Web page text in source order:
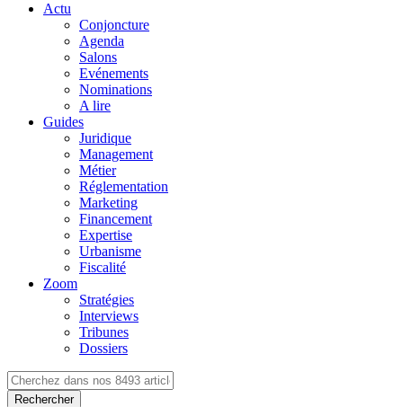
Actu
Conjoncture
Agenda
Salons
Evénements
Nominations
A lire
Guides
Juridique
Management
Métier
Réglementation
Marketing
Financement
Expertise
Urbanisme
Fiscalité
Zoom
Stratégies
Interviews
Tribunes
Dossiers
Rechercher